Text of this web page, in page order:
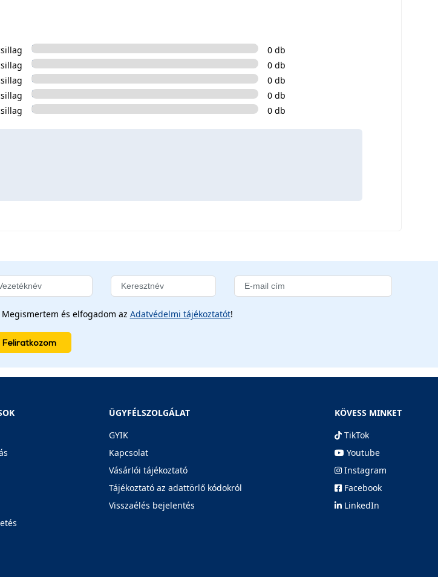
0 db
0 db
0 db
0 db
0 db
Megismertem és elfogadom az Adatvédelmi tájékoztatót!
Feliratkozom
ÜGYFÉLSZOLGÁLAT
GYIK
Kapcsolat
Vásárlói tájékoztató
Tájékoztató az adattörlő kódokról
Visszaélés bejelentés
KÖVESS MINKET
TikTok
Youtube
Instagram
Facebook
LinkedIn